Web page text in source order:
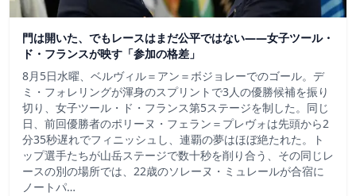
門は開いた、でもレースはまだ公平ではない――女子ツール・
ド・フランスが映す「参加の格差」
8月5日水曜、ベルヴィル＝アン＝ボジョレーでのゴール。デ
ミ・フォレリングが渾身のスプリントで3人の優勝候補を振り
切り、女子ツール・ド・フランス第5ステージを制した。同じ
日、前回優勝者のポリーヌ・フェラン＝プレヴォは先頭から2
分35秒遅れでフィニッシュし、連覇の夢はほぼ絶たれた。ト
ップ選手たちが山岳ステージで数十秒を削り合う、その同じレ
ースの別の場所では、22歳のソレーヌ・ミュレールが合宿に
ノートパ…